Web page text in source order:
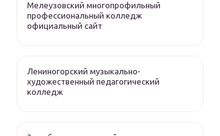
Мелеузовский многопрофильный
профессиональный колледж
официальный сайт
Лениногорский музыкально-
художественный педагогический
колледж